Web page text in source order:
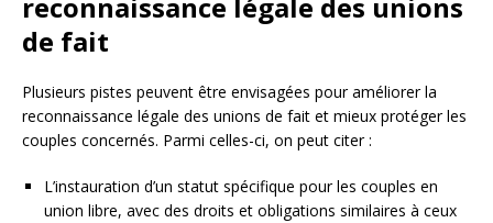
reconnaissance légale des unions
de fait
Plusieurs pistes peuvent être envisagées pour améliorer la
reconnaissance légale des unions de fait et mieux protéger les
couples concernés. Parmi celles-ci, on peut citer :
L’instauration d’un statut spécifique pour les couples en
union libre, avec des droits et obligations similaires à ceux